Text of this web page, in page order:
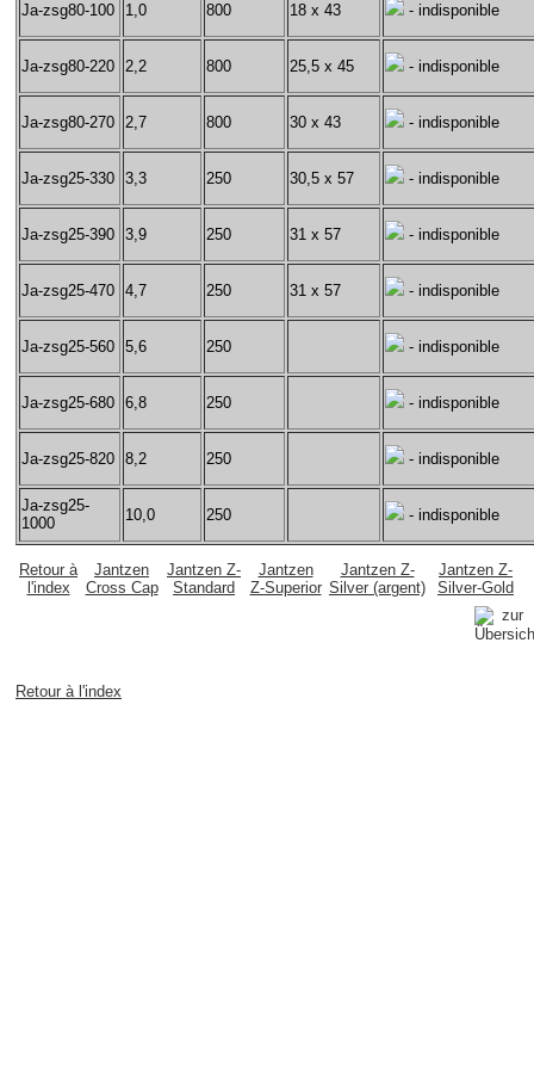
Ja-zsg80-100 1,0 800 18 x 43 - indisponible
Ja-zsg80-220 2,2 800 25,5 x 45 - indisponible
Ja-zsg80-270 2,7 800 30 x 43 - indisponible
Ja-zsg25-330 3,3 250 30,5 x 57 - indisponible
Ja-zsg25-390 3,9 250 31 x 57 - indisponible
Ja-zsg25-470 4,7 250 31 x 57 - indisponible
Ja-zsg25-560 5,6 250 - indisponible
Ja-zsg25-680 6,8 250 - indisponible
Ja-zsg25-820 8,2 250 - indisponible
Ja-zsg25-
1000
10,0 250 - indisponible
Retour à
l'index
Jantzen
Cross Cap
Jantzen Z-
Standard
Jantzen
Z-Superior
Jantzen Z-
Silver (argent)
Jantzen Z-
Silver-Gold
Retour à l'index